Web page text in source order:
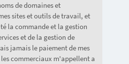
de domaines et
sites et outils de travail, et
la commande et la gestion
et de la gestion de
jamais le paiement de mes
commerciaux m'appellent a